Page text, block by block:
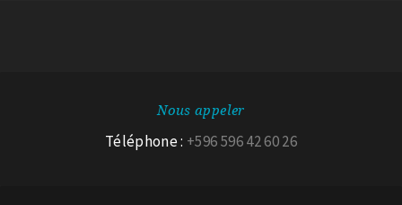
Nous appeler
Téléphone : +596 596 42 60 26